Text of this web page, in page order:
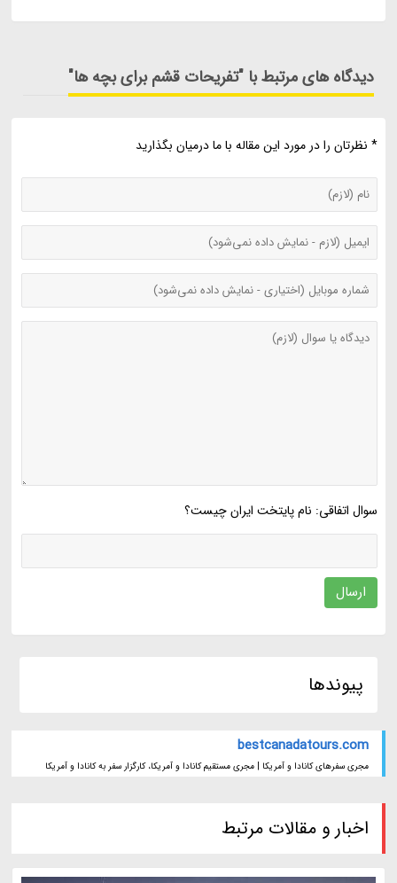
دیدگاه های مرتبط با "تفریحات قشم برای بچه ها"
* نظرتان را در مورد این مقاله با ما درمیان بگذارید
سوال اتفاقی: نام پایتخت ایران چیست؟
ارسال
پیوندها
bestcanadatours.com
مجری سفرهای کانادا و آمریکا | مجری مستقیم کانادا و آمریکا، کارگزار سفر به کانادا و آمریکا
اخبار و مقالات مرتبط